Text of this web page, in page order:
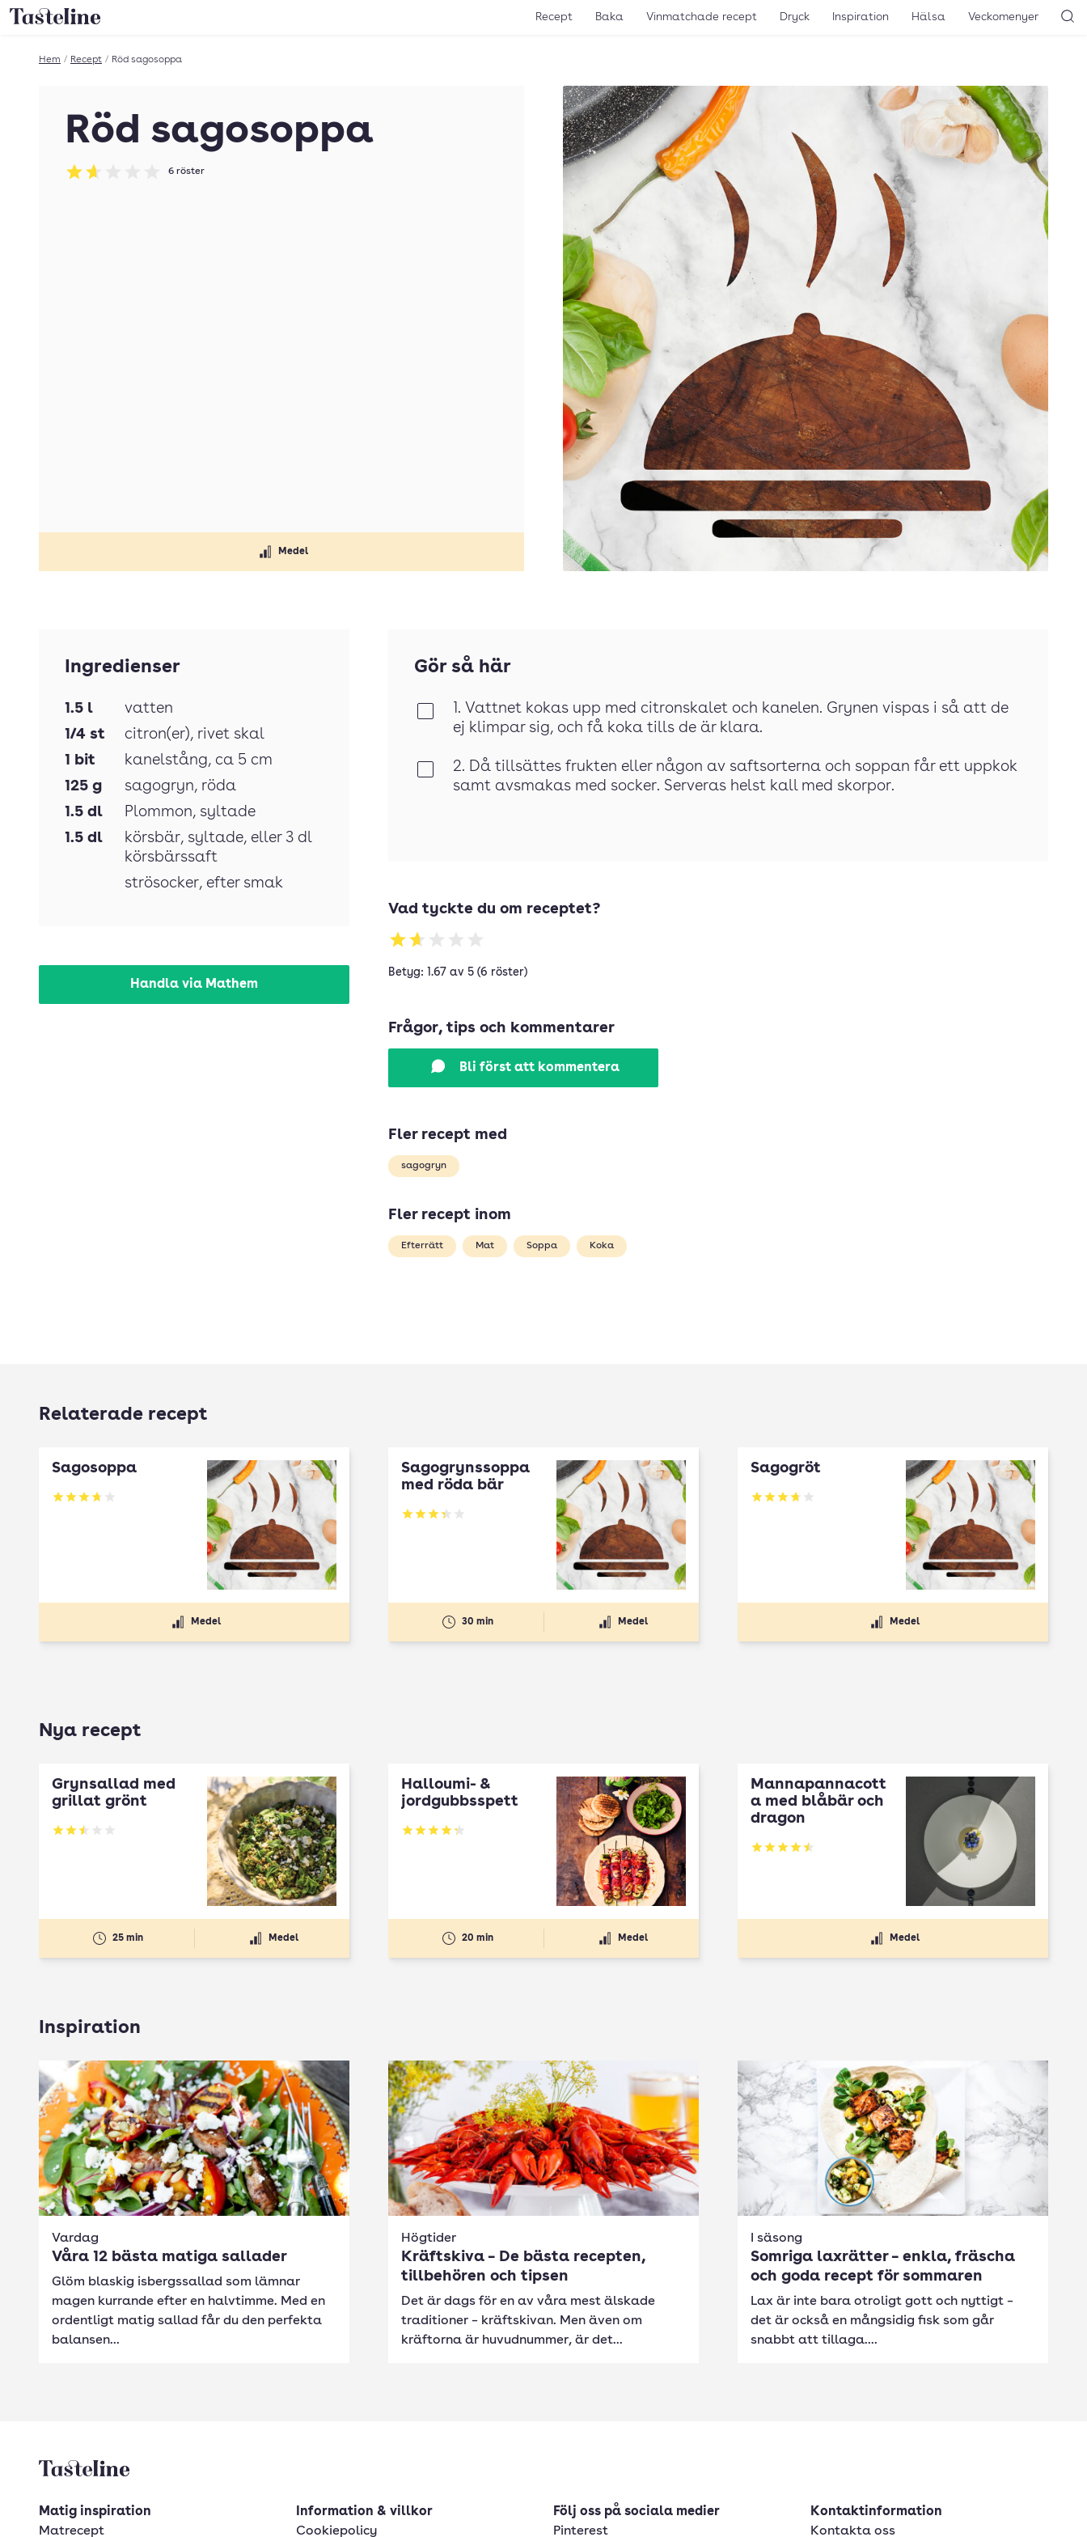
Till Tastelines startsida Recept Baka Vinmatchade recept Dryck Inspiration Hälsa Veckomenyer
Hem / Recept / Röd sagosoppa
Röd sagosoppa
Betyg: 1.67 av 5
6 röster
Medel
Ingredienser
1.5 l
vatten
1/4 st citron(er), rivet skal
1 bit kanelstång, ca 5 cm
125 g sagogryn, röda
1.5 dl Plommon, syltade
1.5 dl körsbär, syltade, eller 3 dl
körsbärssaft
strösocker, efter smak
Handla via Mathem
Gör så här
1. Vattnet kokas upp med citronskalet och kanelen. Grynen vispas i så att de
ej klimpar sig, och få koka tills de är klara.
2. Då tillsättes frukten eller någon av saftsorterna och soppan får ett uppkok
samt avsmakas med socker. Serveras helst kall med skorpor.
Vad tyckte du om receptet?
Betyg: 1.67 av 5 (6 röster)
Frågor, tips och kommentarer
Bli först att kommentera
Fler recept med
sagogryn
Fler recept inom
Efterrätt Mat Soppa Koka
Relaterade recept
Sagosoppa
Betyg: 3.69 av 5
Medel
Sagogrynssoppa
med röda bär
Betyg: 3.33 av 5
30 min Medel
Sagogröt
Betyg: 3.72 av 5
Medel
Nya recept
Grynsallad med
grillat grönt
Betyg: 2.5 av 5
25 min Medel
Halloumi- &
jordgubbsspett
Betyg: 4.3 av 5
20 min Medel
Mannapannacott
a med blåbär och
dragon
Betyg: 4.5 av 5
Medel
Inspiration
Vardag
Våra 12 bästa matiga sallader
Glöm blaskig isbergssallad som lämnar
magen kurrande efter en halvtimme. Med en
ordentligt matig sallad får du den perfekta
balansen...
Högtider
Kräftskiva – De bästa recepten,
tillbehören och tipsen
Det är dags för en av våra mest älskade
traditioner – kräftskivan. Men även om
kräftorna är huvudnummer, är det...
I säsong
Somriga laxrätter – enkla, fräscha
och goda recept för sommaren
Lax är inte bara otroligt gott och nyttigt –
det är också en mångsidig fisk som går
snabbt att tillaga....
Tasteline startsida
Matig inspiration
Matrecept
Information & villkor
Cookiepolicy
Följ oss på sociala medier
Pinterest
Kontaktinformation
Kontakta oss